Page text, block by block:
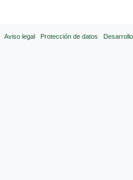
Aviso legal Protección de datos